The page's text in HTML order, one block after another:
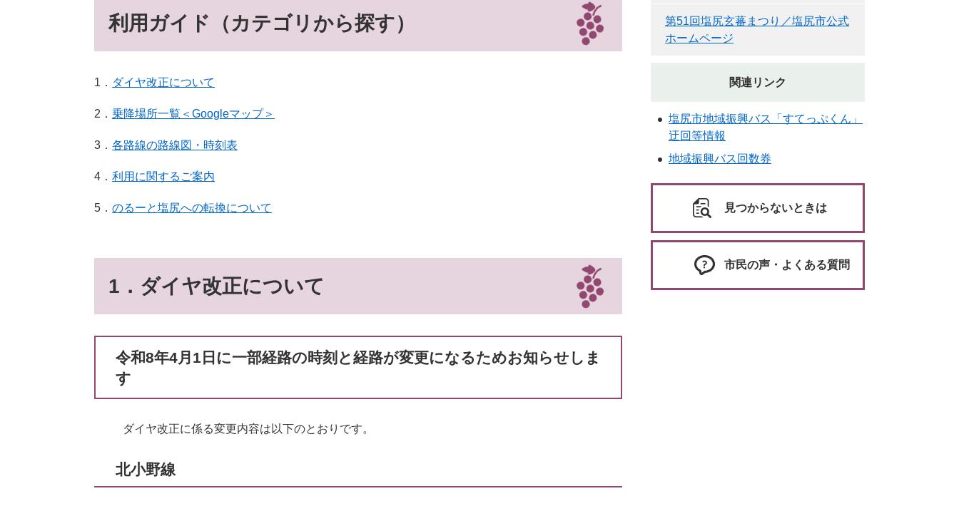
利用ガイド（カテゴリから探す）
1． ダイヤ改正について
2． 乗降場所一覧＜Googleマップ＞
3． 各路線の路線図・時刻表
4． 利用に関するご案内
5． のるーと塩尻への転換について
1．ダイヤ改正について
令和8年4月1日に一部経路の時刻と経路が変更になるためお知らせしま
す
ダイヤ改正に係る変更内容は以下のとおりです。
北小野線
第51回塩尻玄蕃まつり／塩尻市公式
ホームページ
関連リンク
塩尻市地域振興バス「すてっぷくん」
迂回等情報
地域振興バス回数券
見つからないときは
市民の声・よくある質問